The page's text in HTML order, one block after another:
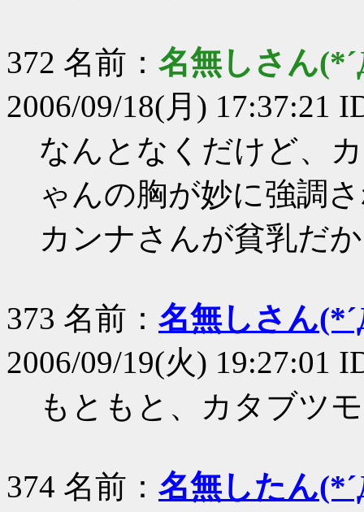
372 名前： 名無しさん
2006/09/18(月) 17:37:21
なんとなくだけど、
ゃんの胸が妙に強調
カンナさんが貧乳だ
373 名前： 名無しさん
2006/09/19(火) 19:27:01
もともと、カタブツ
374 名前： 名無したん